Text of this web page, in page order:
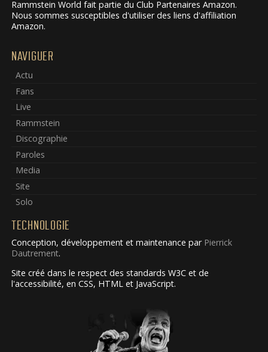
Rammstein World fait partie du Club Partenaires Amazon.
Nous sommes susceptibles d'utiliser des liens d'affiliation
Amazon.
NAVIGUER
Actu
Fans
Live
Rammstein
Discographie
Paroles
Media
Site
Solo
TECHNOLOGIE
Conception, développement et maintenance par Pierrick
Dautrement.
Site créé dans le respect des standards W3C et de
l'accessibilité, en CSS, HTML et JavaScript.